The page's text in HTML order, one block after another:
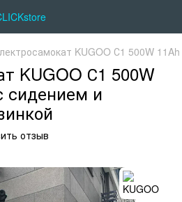
KUGOO С1 500W
KUGOO С1 500W
сидением и
отзыв